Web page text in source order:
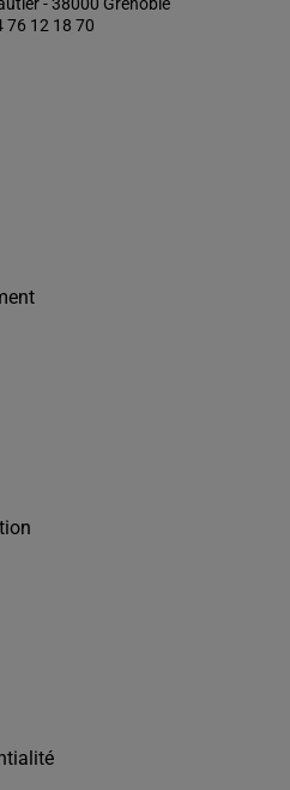
- 38000 Grenoble
76 12 18 70